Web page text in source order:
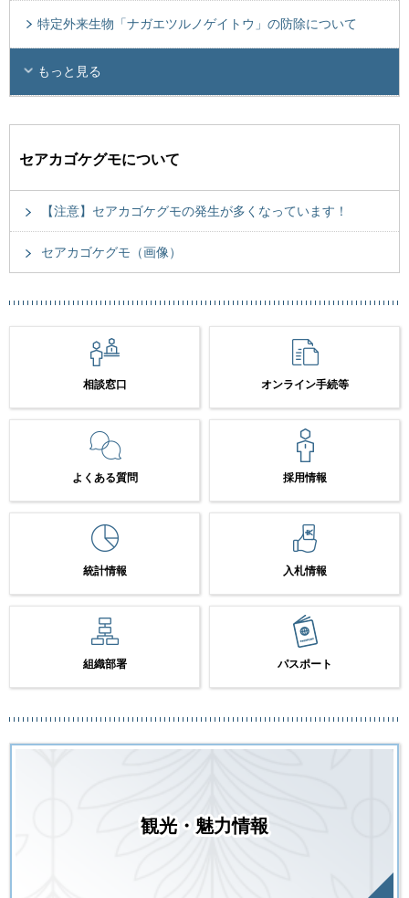
特定外来生物「ナガエツルノゲイトウ」の防除について
もっと見る
セアカゴケグモについて
【注意】セアカゴケグモの発生が多くなっています！
セアカゴケグモ（画像）
相談窓口 オンライン手続等
よくある質問 採用情報
統計情報 入札情報
組織部署 パスポート
観光・魅力情報